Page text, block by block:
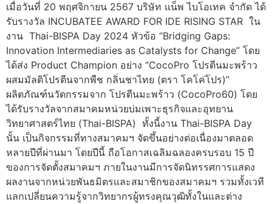
เมื่อวันที่ 20 พฤศจิกายน 2567 บริษัท แน็พ ไบโอเทค จำกัด ได้
รับรางวัล INCUBATEE AWARD FOR IDE RISING STAR ใน
งาน Thai-BISPA Day 2024 หัวข้อ “Bridging Gaps:
Innovation Intermediaries as Catalysts for Change” โดย
ได้ส่ง Product Champion อย่าง “CocoPro โปรตีนมะพร้าว
ผสมมัลติโปรตีนจากพืช กลิ่นชาไทย (ตรา โคโค่โปร)”
ผลิตภัณฑ์นวัตกรรมจาก โปรตีนมะพร้าว (CocoPro60) โดย
ได้รับรางวัลจากสมาคมหน่วยบ่มเพาะธุรกิจและอุทยาน
วิทยาศาสตร์ไทย (Thai-BISPA) ทั้งนี้งาน Thai-BISPA Day
นั้น เป็นกิจกรรมที่ทางสมาคมฯ จัดขึ้นอย่างต่อเนื่องมาตลอด
หลายปีที่ผ่านมา โดยปีนี้ ถือโอกาสเฉลิมฉลองครบรอบ 15 ปี
ของการจัดตั้งสมาคมฯ ภายในงานมีการจัดนิทรรศการแสดง
ผลงานจากหน่วยพันธมิตรและสมาชิกของสมาคมฯ รวมทั้งเวที
แลกเปลี่ยนความรู้จากวิทยากรผู้ทรงคุณวุฒิทั้งในและต่าง